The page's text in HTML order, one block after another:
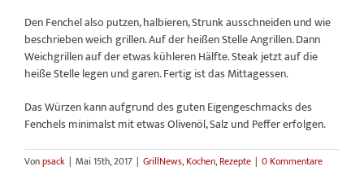
Den Fenchel also putzen, halbieren, Strunk ausschneiden und wie
beschrieben weich grillen. Auf der heißen Stelle Angrillen. Dann
Weichgrillen auf der etwas kühleren Hälfte. Steak jetzt auf die
heiße Stelle legen und garen. Fertig ist das Mittagessen.
Das Würzen kann aufgrund des guten Eigengeschmacks des
Fenchels minimalst mit etwas Olivenöl, Salz und Peffer erfolgen.
Vonpsack | Mai 15th, 2017 | GrillNews,Kochen,Rezepte | 0 Kommentare